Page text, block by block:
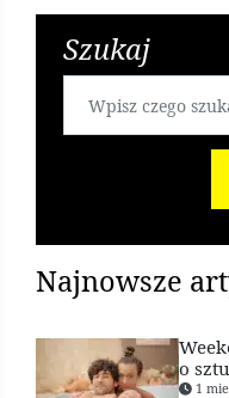
Szukaj
Najnowsze
o
1